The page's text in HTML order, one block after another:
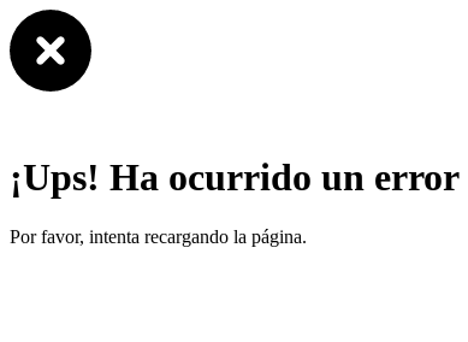
¡Ups! Ha ocurrido un
Por favor, intenta recargando la página.